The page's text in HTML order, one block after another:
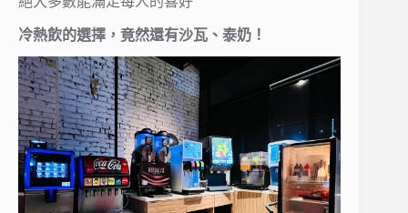
冷熱飲的選擇，竟然還有沙瓦、泰奶！